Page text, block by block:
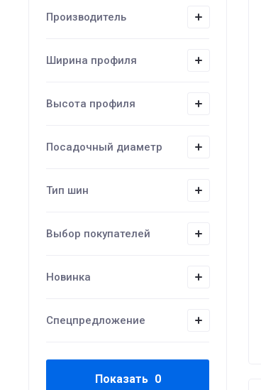
Производитель
Ширина профиля
Высота профиля
Посадочный диаметр
Тип шин
Выбор покупателей
Новинка
Спецпредложение
Показать 0